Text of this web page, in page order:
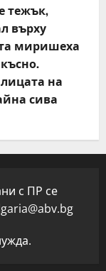
тежък,
върху
миришеха
на
сива
с ПР се